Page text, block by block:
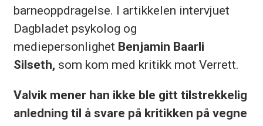
barneoppdragelse. I artikkelen intervjuet
Dagbladet psykolog og
mediepersonlighet Benjamin Baarli
Silseth, som kom med kritikk mot Verrett.
Valvik mener han ikke ble gitt tilstrekkelig
anledning til å svare på kritikken på vegne